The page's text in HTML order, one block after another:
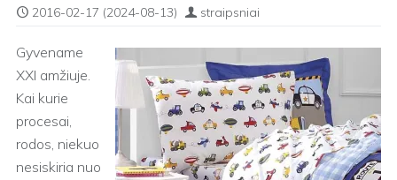
2016-02-17 (2024-08-13) straipsniai
Gyvename
XXI amžiuje.
Kai kurie
procesai,
rodos, niekuo
nesiskiria nuo